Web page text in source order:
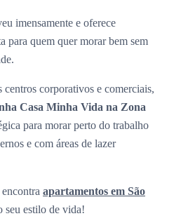
imensamente e oferece
para quem quer morar bem sem
centros corporativos e comerciais,
Casa Minha Vida na Zona
para morar perto do trabalho
e com áreas de lazer
apartamentos em São
seu estilo de vida!